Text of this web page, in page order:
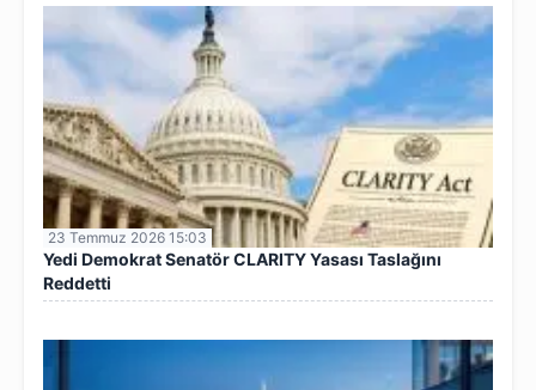
23 Temmuz 2026 15:03
Yedi Demokrat Senatör CLARITY Yasası Taslağını
Reddetti